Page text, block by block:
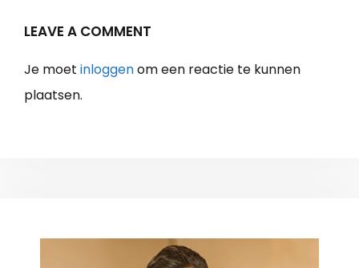
LEAVE A COMMENT
Je moet inloggenom een reactie te kunnen
plaatsen.